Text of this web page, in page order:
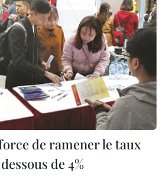
de ramener le taux
de 4%